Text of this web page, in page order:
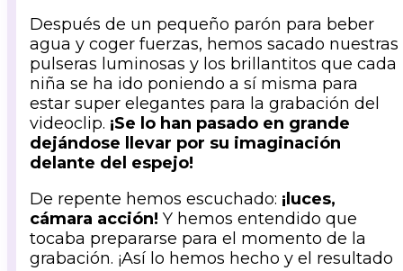
Después de un pequeño parón para beber
agua y coger fuerzas, hemos sacado nuestras
pulseras luminosas y los brillantitos que cada
niña se ha ido poniendo a sí misma para
estar super elegantes para la grabación del
videoclip. ¡Se lo han pasado en grande
dejándose llevar por su imaginación
delante del espejo!
De repente hemos escuchado: ¡luces,
cámara acción! Y hemos entendido que
tocaba prepararse para el momento de la
grabación. ¡Así lo hemos hecho y el resultado